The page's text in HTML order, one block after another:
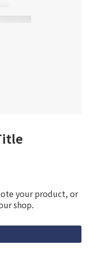
your product, or
shop.